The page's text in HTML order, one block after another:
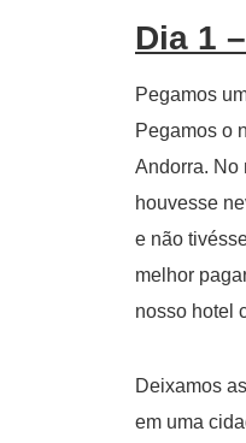
Dia 1
Pegamos
Pegamos o
Andorra. No
houvesse
e não
melhor
nosso hotel
Deixamos
em uma